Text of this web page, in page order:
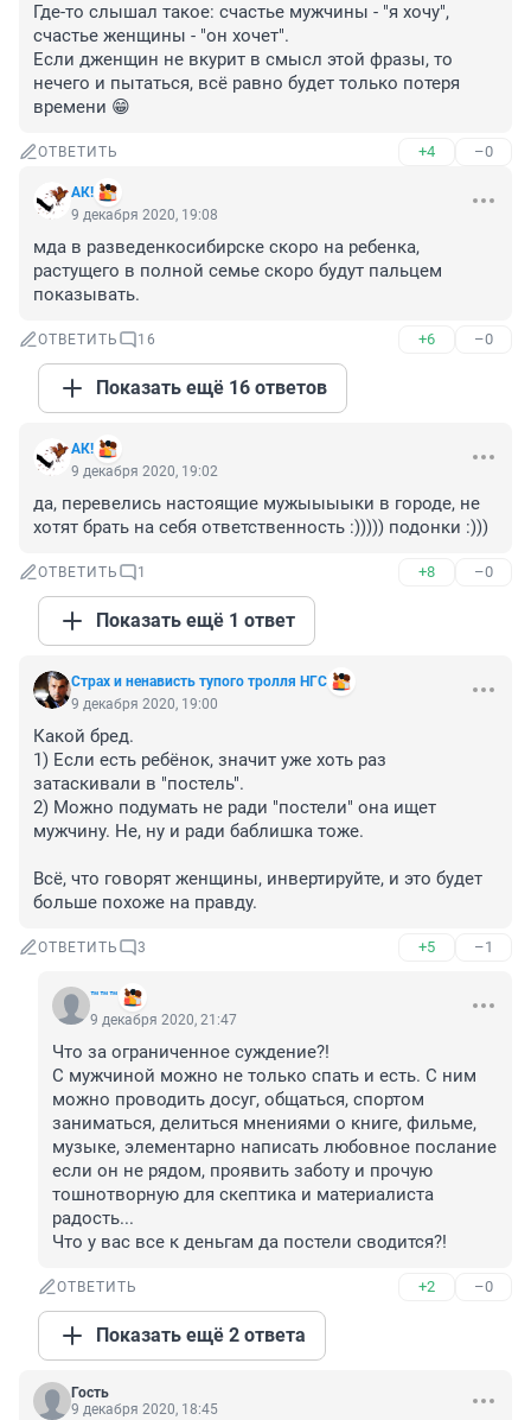
Где-то слышал такое: счастье мужчины - "я хочу",
счастье женщины - "он хочет".
Если дженщин не вкурит в смысл этой фразы, то
нечего и пытаться, всё равно будет только потеря
времени 😁
ОТВЕТИТЬ +4 –0
АК!
9 декабря 2020, 19:08
мда в разведенкосибирске скоро на ребенка,
растущего в полной семье скоро будут пальцем
показывать.
ОТВЕТИТЬ 16 +6 –0
Показать ещё 16 ответов
АК!
9 декабря 2020, 19:02
да, перевелись настоящие мужыыыыки в городе, не
хотят брать на себя ответственность :))))) подонки :)))
ОТВЕТИТЬ 1 +8 –0
Показать ещё 1 ответ
Cтрах и ненависть тупого тролля НГС
9 декабря 2020, 19:00
Какой бред.
1) Если есть ребёнок, значит уже хоть раз
затаскивали в "постель".
2) Можно подумать не ради "постели" она ищет
мужчину. Не, ну и ради баблишка тоже.
Всё, что говорят женщины, инвертируйте, и это будет
больше похоже на правду.
ОТВЕТИТЬ 3 +5 –1
™™™
9 декабря 2020, 21:47
Что за ограниченное суждение?!
С мужчиной можно не только спать и есть. С ним
можно проводить досуг, общаться, спортом
заниматься, делиться мнениями о книге, фильме,
музыке, элементарно написать любовное послание
если он не рядом, проявить заботу и прочую
тошнотворную для скептика и материалиста
радость...
Что у вас все к деньгам да постели сводится?!
ОТВЕТИТЬ +2 –0
Показать ещё 2 ответа
Гость
9 декабря 2020, 18:45